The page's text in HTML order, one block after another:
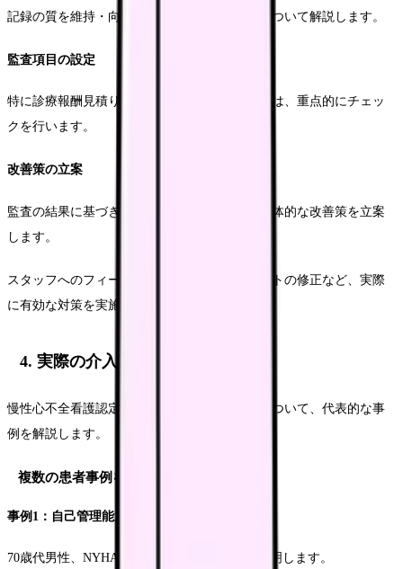
記録の質を維持・向上させるための監査制度について解説します。
監査項目の設定
特に診療報酬見積りに関わる重要項目については、重点的にチェッ
クを行います。
改善策の立案
監査の結果に基づき、記録の質向上に向けた具体的な改善策を立案
します。
スタッフへのフィードバックや記録テンプレートの修正など、実際
に有効な対策を実施することが重要です。
4. 実際の介入事例
慢性心不全看護認定看護師による介入の実際について、代表的な事
例を解説します。
複数の患者事例を使った実践例
事例1：自己管理能力向上への支援
70歳代男性、NYHA分類Ⅲ度の事例について説明します。